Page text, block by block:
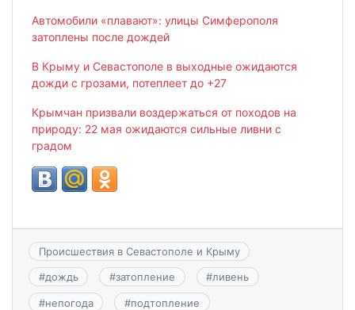
Автомобили «плавают»: улицы Симферополя
затоплены после дождей
В Крыму и Севастополе в выходные ожидаются
дожди с грозами, потеплеет до +27
Крымчан призвали воздержаться от походов на
природу: 22 мая ожидаются сильные ливни с
градом
Происшествия в Севастополе и Крыму
#дождь #затопление #ливень
#непогода #подтопление